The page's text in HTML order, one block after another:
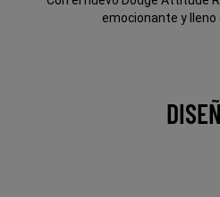
emocionante y lleno